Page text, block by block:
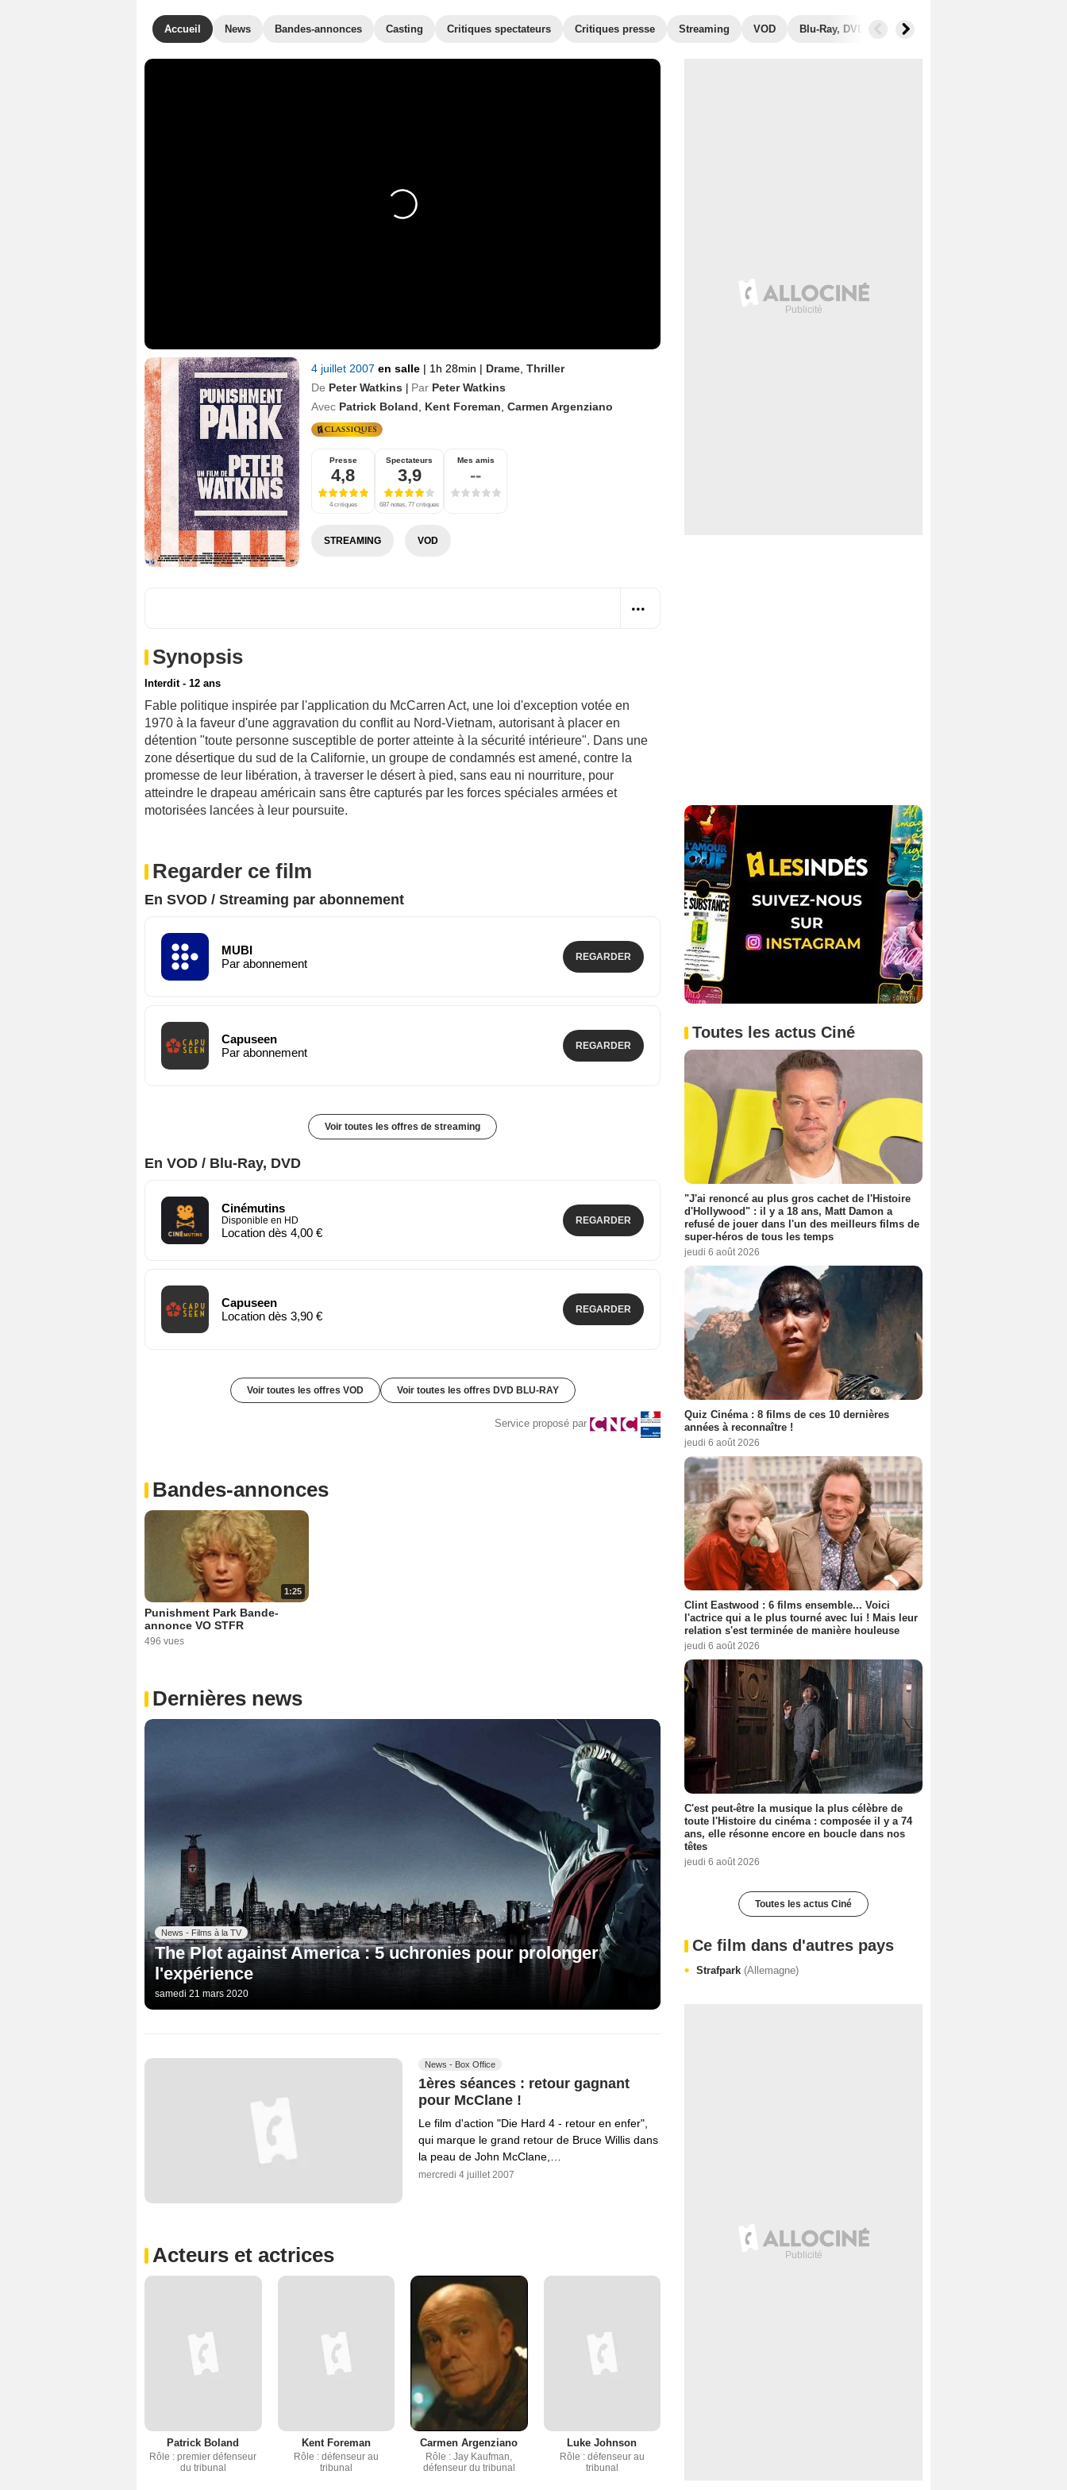
Accueil News Bandes-annonces Casting Critiques spectateurs Critiques presse Streaming VOD Blu-Ray, DVD Photos
4 juillet 2007 en salle | 1h 28min | Drame Thriller
De Peter Watkins | Par Peter Watkins
Avec Patrick Boland Kent Foreman Carmen Argenziano
Presse
4,8
4 critiques
Spectateurs
3,9
687 notes, 77 critiques
Mes amis
--
STREAMING VOD
Synopsis
Interdit - 12 ans
Fable politique inspirée par l'application du McCarren Act, une loi d'exception votée en
1970 à la faveur d'une aggravation du conflit au Nord-Vietnam, autorisant à placer en
détention "toute personne susceptible de porter atteinte à la sécurité intérieure". Dans une
zone désertique du sud de la Californie, un groupe de condamnés est amené, contre la
promesse de leur libération, à traverser le désert à pied, sans eau ni nourriture, pour
atteindre le drapeau américain sans être capturés par les forces spéciales armées et
motorisées lancées à leur poursuite.
Regarder ce film
En SVOD / Streaming par abonnement
MUBI
Par abonnement
REGARDER
Capuseen
Par abonnement
REGARDER
Voir toutes les offres de streaming
En VOD / Blu-Ray, DVD
Cinémutins
Disponible en HD
Location dès 4,00 €
REGARDER
Capuseen
Location dès 3,90 €
REGARDER
Voir toutes les offres VOD Voir toutes les offres DVD BLU-RAY
Service proposé par
Bandes-annonces
1:25
Punishment Park Bande-
annonce VO STFR
496 vues
Dernières news
News - Films à la TV
The Plot against America : 5 uchronies pour prolonger
l'expérience
samedi 21 mars 2020
News - Box Office
1ères séances : retour gagnant
pour McClane !
Le film d'action "Die Hard 4 - retour en enfer",
qui marque le grand retour de Bruce Willis dans
la peau de John McClane,…
mercredi 4 juillet 2007
Acteurs et actrices
Patrick Boland
Rôle : premier défenseur
du tribunal
Kent Foreman
Rôle : défenseur au
tribunal
Carmen Argenziano
Rôle : Jay Kaufman,
défenseur du tribunal
Luke Johnson
Rôle : défenseur au
tribunal
Toutes les actus Ciné
"J'ai renoncé au plus gros cachet de l'Histoire
d'Hollywood" : il y a 18 ans, Matt Damon a
refusé de jouer dans l'un des meilleurs films de
super-héros de tous les temps
jeudi 6 août 2026
Quiz Cinéma : 8 films de ces 10 dernières
années à reconnaître !
jeudi 6 août 2026
Clint Eastwood : 6 films ensemble... Voici
l'actrice qui a le plus tourné avec lui ! Mais leur
relation s'est terminée de manière houleuse
jeudi 6 août 2026
C'est peut-être la musique la plus célèbre de
toute l'Histoire du cinéma : composée il y a 74
ans, elle résonne encore en boucle dans nos
têtes
jeudi 6 août 2026
Toutes les actus Ciné
Ce film dans d'autres pays
Strafpark (Allemagne)